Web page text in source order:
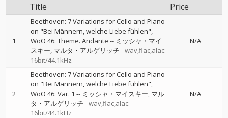
Title Price
1
Beethoven: 7 Variations for Cello and Piano
on "Bei Männern, welche Liebe fühlen",
WoO 46: Theme. Andante -- ミッシャ・マイ
スキー マルタ・アルゲリッチ
wav,flac,alac:
16bit/44.1kHz
N/A
2
Beethoven: 7 Variations for Cello and Piano
on "Bei Männern, welche Liebe fühlen",
WoO 46: Var. 1 -- ミッシャ・マイスキー マル
タ・アルゲリッチ
wav,flac,alac:
16bit/44.1kHz
N/A